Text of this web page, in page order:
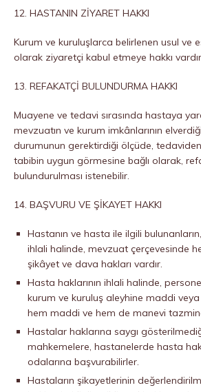
12. HASTANIN ZİYARET HAKKI
Kurum ve kuruluşlarca belirlenen usul ve
olarak ziyaretçi kabul etmeye hakkı
13. REFAKATÇİ BULUNDURMA HAKKI
Muayene ve tedavi sırasında hastaya
mevzuatın ve kurum imkânlarının
durumunun gerektirdiği ölçüde,
tabibin uygun görmesine bağlı olarak,
bulundurulması istenebilir.
14. BAŞVURU VE ŞİKAYET HAKKI
Hastanın ve hasta ile ilgili
ihlali halinde, mevzuat çerçevesinde
şikâyet ve dava hakları vardır.
Hasta haklarının ihlali halinde,
kurum ve kuruluş aleyhine maddi
hem maddi ve hem de manevi
Hastalar haklarına saygı
mahkemelere, hastanelerde hasta
odalarına başvurabilirler.
Hastaların şikayetlerinin